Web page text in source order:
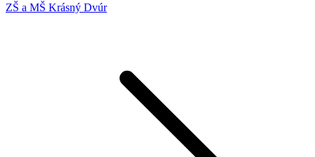
ZŠ a MŠ Krásný Dvúr